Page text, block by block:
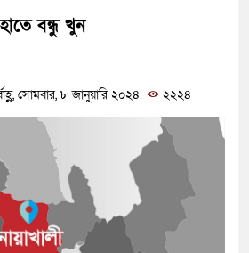
বন্ধু খুন
সোমবার, ৮ জানুয়ারি ২০২৪
২২২৪